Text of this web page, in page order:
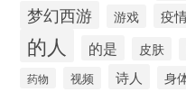
梦幻西游 游戏 疫
的人 的是 皮肤
药物 视频 诗人 身